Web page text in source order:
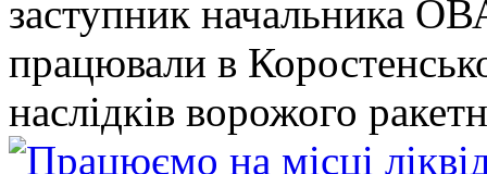
заступник начальника
працювали в
наслідків ворожого